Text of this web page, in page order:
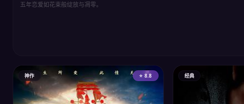
五年恋爱如花束般绽放与凋零。
神作 ⭐ 8.8 经典